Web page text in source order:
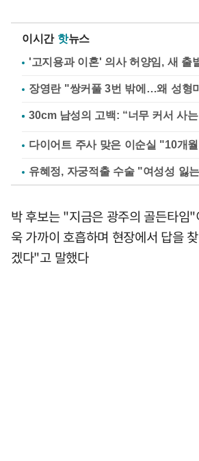
이시간 핫뉴스
'고지용과 이혼' 의사 허양임, 새 출
장영란 "쌍커풀 3번 밖에…왜 성형
다이어트 주사 맞은 이순실 "10개
유혜정, 자궁적출 수술 "여성성 잃
박 후보는 "지금은 광주의 골든타임
욱 가까이 호흡하며 현장에서 답을
겠다"고 말했다